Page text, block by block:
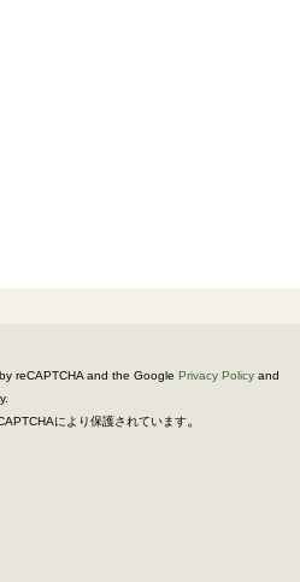
reCAPTCHA and the Google Privacy Policy and
により保護されています。